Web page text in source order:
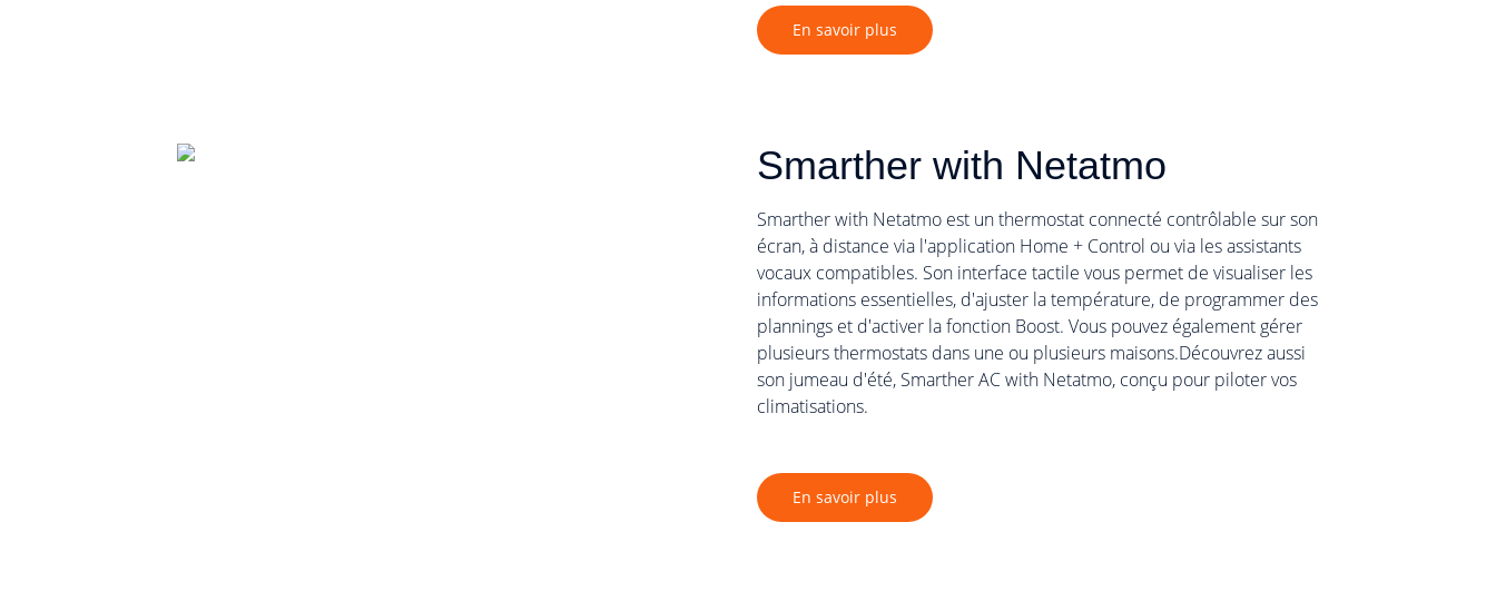
En savoir plus
Smarther with Netatmo
Smarther with Netatmo est un thermostat connecté contrôlable sur son
écran, à distance via l'application Home + Control ou via les assistants
vocaux compatibles. Son interface tactile vous permet de visualiser les
informations essentielles, d'ajuster la température, de programmer des
plannings et d'activer la fonction Boost. Vous pouvez également gérer
plusieurs thermostats dans une ou plusieurs maisons.Découvrez aussi
son jumeau d'été, Smarther AC with Netatmo, conçu pour piloter vos
climatisations.
En savoir plus